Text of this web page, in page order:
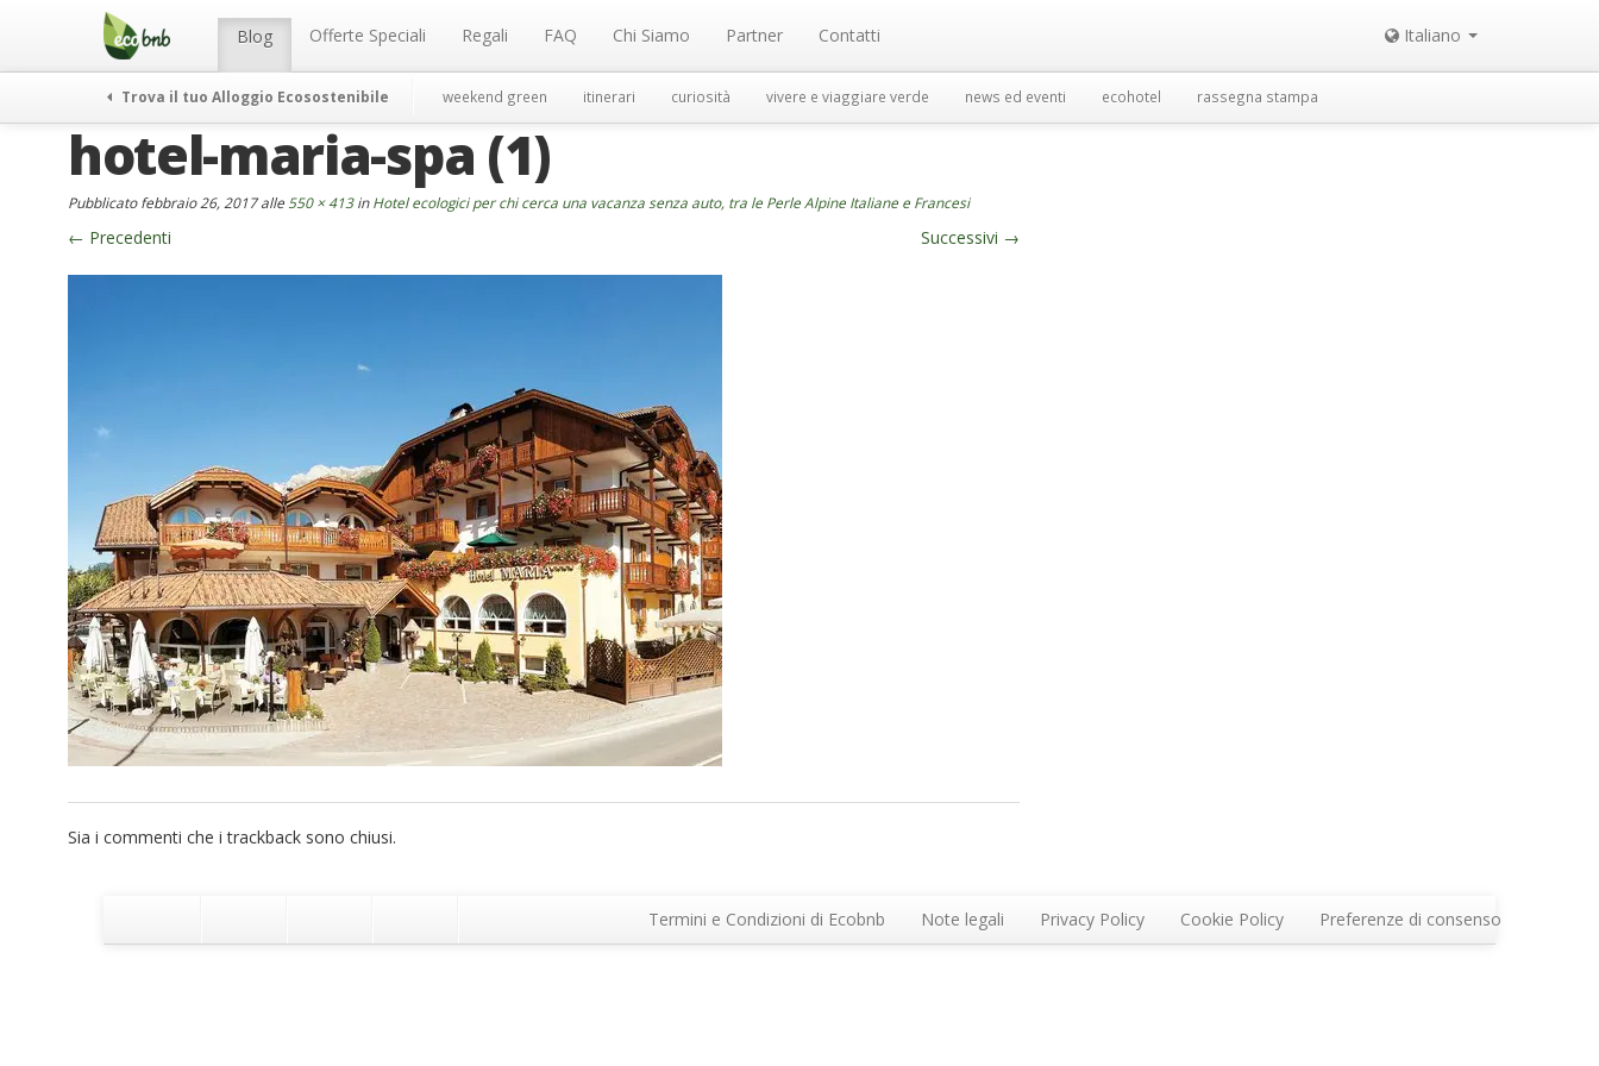
Menu Blog Offerte Speciali Regali FAQ Chi Siamo Partner Contatti Italiano
Trova il tuo Alloggio Ecosostenibile weekend green itinerari curiosità vivere e viaggiare verde news ed eventi ecohotel rassegna stampa
hotel-maria-spa (1)
Pubblicatofebbraio 26, 2017alle 550 × 413inHotel ecologici per chi cerca una vacanza senza auto, tra le Perle Alpine Italiane e Francesi
← Precedenti Successivi →
Sia i commenti che i trackback sono chiusi.
Termini e Condizioni di Ecobnb Note legali Privacy Policy Cookie Policy Preferenze di consenso